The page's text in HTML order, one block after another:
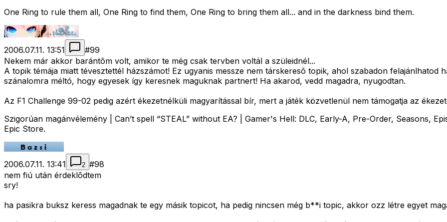
One Ring to rule them all, One Ring to find them, One Ring to bring them all... and in the darkness bind them.
2006.07.11. 13:51 #99
Nekem már akkor barántõm volt, amikor te még csak tervben voltál a szüleidnél...
A topik témája miatt tévesztettél házszámot! Ez ugyanis messze nem társkeresõ topik, ahol szabadon felajánlhatod
szánalomra méltó, hogy egyesek így keresnek maguknak partnert! Ha akarod, vedd magadra, nyugodtan.
Az F1 Challenge 99-02 pedig azért ékezetnélküli magyarítással bír, mert a játék közvetlenül nem támogatja az
Szigorúan magánvélemény | Can’t spell “STEAL” without EA? | Gamer's Hell: DLC, Early-A, Pre-Order, Seasons,
Epic Store.
2006.07.11. 13:41 2 #98
nem fiú után érdeklõdtem
sry!
ha pasikra buksz keress magadnak te egy másik topicot, ha pedig nincsen még b**i topic, akkor ozz létre egyet